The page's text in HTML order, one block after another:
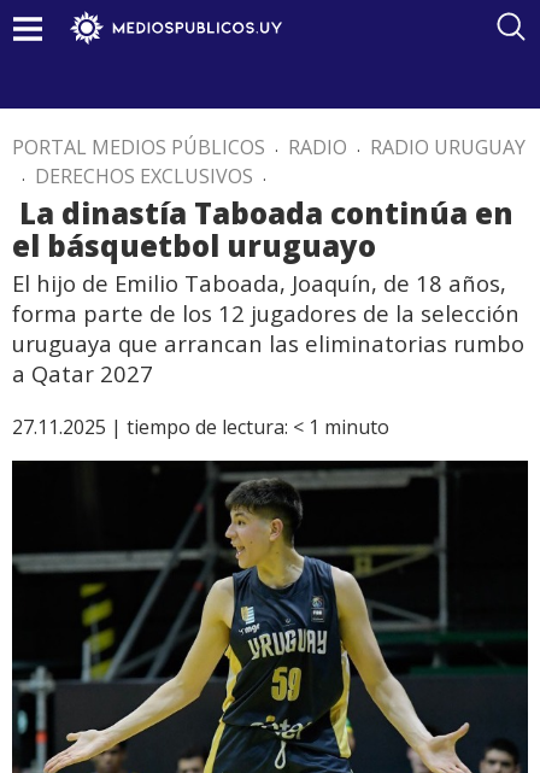
PORTAL MEDIOS PÚBLICOS . RADIO . RADIO URUGUAY
. DERECHOS EXCLUSIVOS .
La dinastía Taboada continúa en
el básquetbol uruguayo
El hijo de Emilio Taboada, Joaquín, de 18 años,
forma parte de los 12 jugadores de la selección
uruguaya que arrancan las eliminatorias rumbo
a Qatar 2027
27.11.2025 | tiempo de lectura: < 1 minuto